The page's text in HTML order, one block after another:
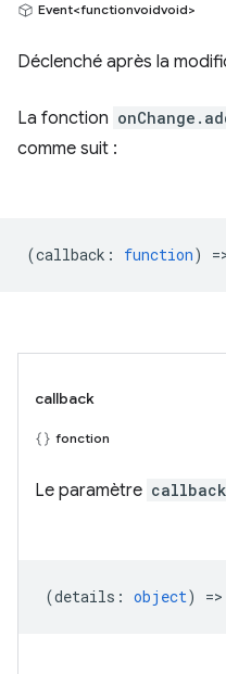
Event<functionvoidvoid>
Déclenché après la
La fonction
comme suit :
(callback : function)
callback
fonction
Le paramètre callback
(details : object) =>